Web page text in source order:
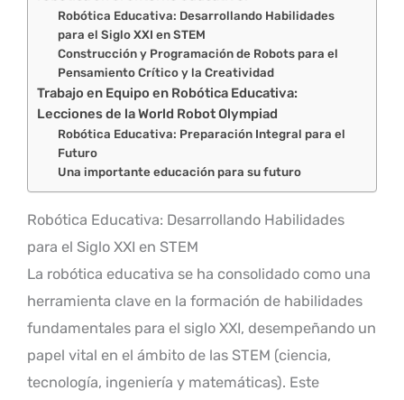
Robótica Educativa: Desarrollando Habilidades
para el Siglo XXI en STEM
Construcción y Programación de Robots para el
Pensamiento Crítico y la Creatividad
Trabajo en Equipo en Robótica Educativa:
Lecciones de la World Robot Olympiad
Robótica Educativa: Preparación Integral para el
Futuro
Una importante educación para su futuro
Robótica Educativa: Desarrollando Habilidades
para el Siglo XXI en STEM
La robótica educativa se ha consolidado como una
herramienta clave en la formación de habilidades
fundamentales para el siglo XXI, desempeñando un
papel vital en el ámbito de las STEM (ciencia,
tecnología, ingeniería y matemáticas). Este